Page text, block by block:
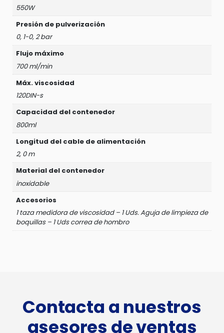
550W
Presión de pulverización
0, 1-0, 2 bar
Flujo máximo
700 ml/min
Máx. viscosidad
120DIN-s
Capacidad del contenedor
800ml
Longitud del cable de alimentación
2, 0 m
Material del contenedor
inoxidable
Accesorios
1 taza medidora de viscosidad – 1 Uds. Aguja de limpieza de
boquillas – 1 Uds correa de hombro
Contacta a nuestros
asesores de ventas